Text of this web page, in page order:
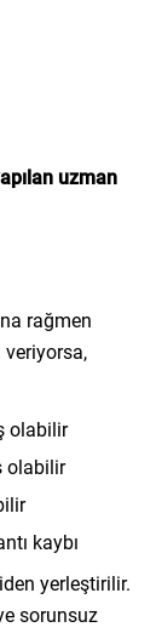
uzman
rağmen
veriyorsa,
olabilir
olabilir
kaybı
yerleştirilir.
sorunsuz